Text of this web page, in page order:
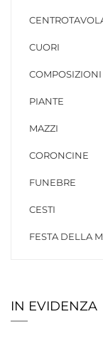
CUORI
COMPOSIZIONI
PIANTE
MAZZI
CORONCINE
FUNEBRE
CESTI
FESTA DELLA
IN EVIDENZA